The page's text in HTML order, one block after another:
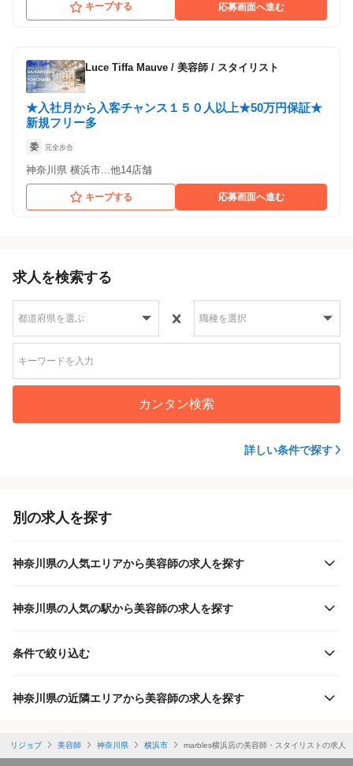
キープする 応募画面へ進む
Luce Tiffa Mauve / 美容師 / スタイリスト
★入社月から入客チャンス１５０人以上★50万円保証★
新規フリー多
委 完全歩合
神奈川県 横浜市...他14店舗
キープする 応募画面へ進む
求人を検索する
カンタン検索
詳しい条件で探す
別の求人を探す
神奈川県の人気エリアから美容師の求人を探す
神奈川県の人気の駅から美容師の求人を探す
条件で絞り込む
神奈川県の近隣エリアから美容師の求人を探す
リジョブ 美容師 神奈川県 横浜市 marbles横浜店の美容師・スタイリストの求人